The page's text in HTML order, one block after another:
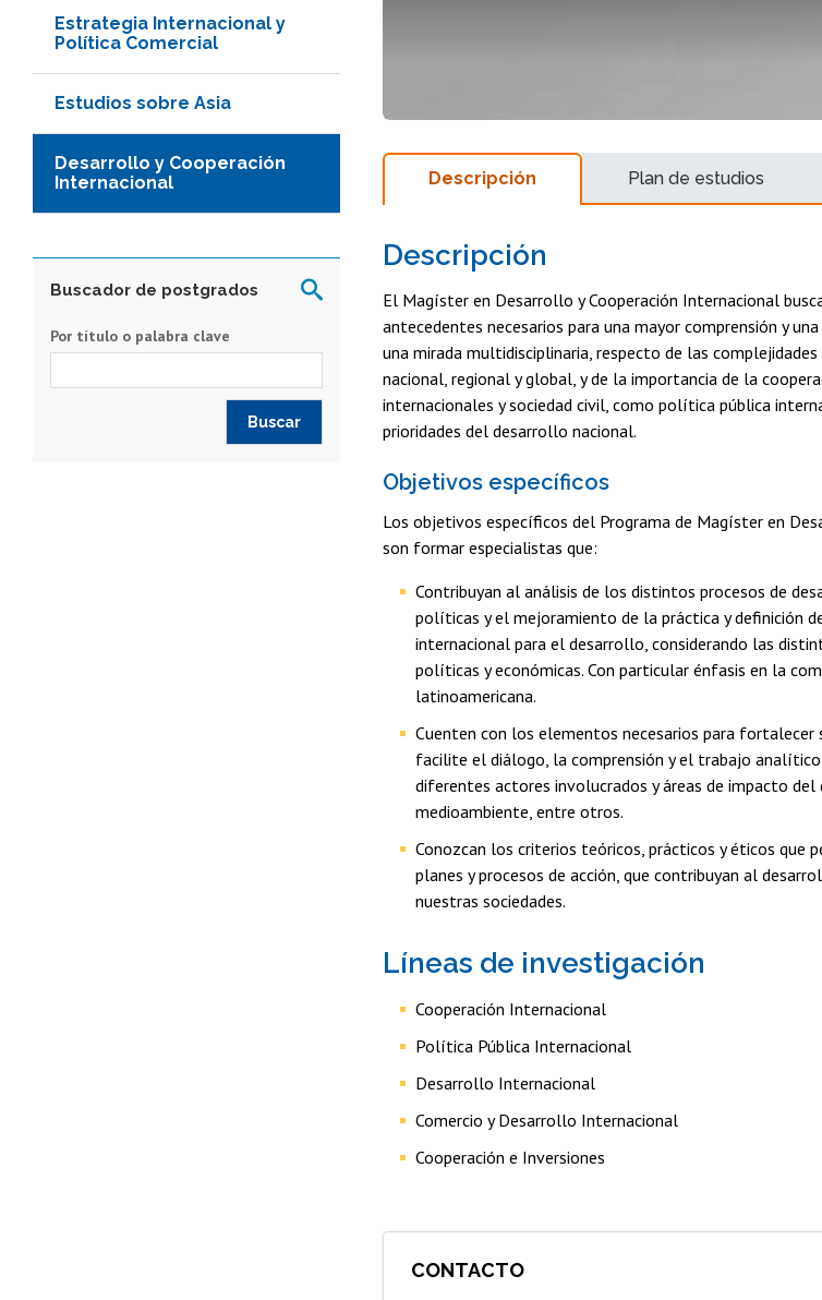
Estrategia Internacional y
Política Comercial
Estudios sobre Asia
Desarrollo y Cooperación
Internacional
Buscador de postgrados
Por título o palabra clave
Descripción Plan de estudios
Descripción
El Magíster en Desarrollo y Cooperación Internacional
antecedentes necesarios para una mayor comprensión y
una mirada multidisciplinaria, respecto de las
nacional, regional y global, y de la importancia de la
internacionales y sociedad civil, como política pública
prioridades del desarrollo nacional.
Objetivos específicos
Los objetivos específicos del Programa de Magíster en
son formar especialistas que:
Contribuyan al análisis de los distintos procesos de
políticas y el mejoramiento de la práctica y definición
internacional para el desarrollo, considerando las
políticas y económicas. Con particular énfasis en la
latinoamericana.
Cuenten con los elementos necesarios para fortalecer
facilite el diálogo, la comprensión y el trabajo
diferentes actores involucrados y áreas de impacto del
medioambiente, entre otros.
Conozcan los criterios teóricos, prácticos y éticos que
planes y procesos de acción, que contribuyan al
nuestras sociedades.
Líneas de investigación
Cooperación Internacional
Política Pública Internacional
Desarrollo Internacional
Comercio y Desarrollo Internacional
Cooperación e Inversiones
CONTACTO